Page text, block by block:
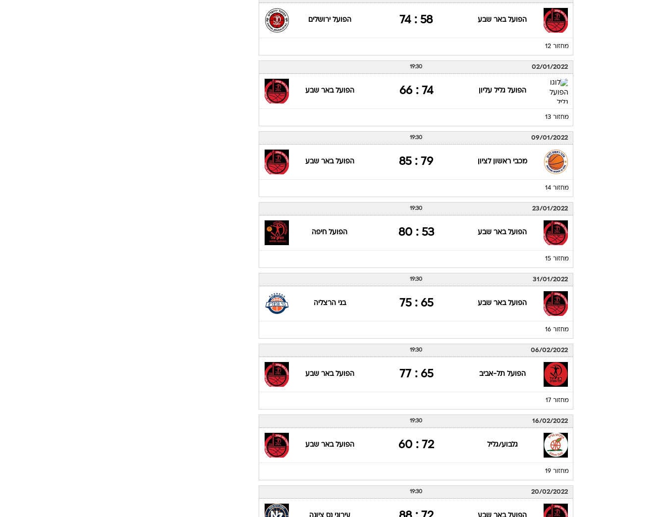
הפועל באר שבע 58 : 74 הפועל ירושלים
מחזור 12
02/01/2022
19:30
הפועל גליל עליון 74 : 66 הפועל באר שבע
מחזור 13
09/01/2022
19:30
מכבי ראשון לציון 79 : 85 הפועל באר שבע
מחזור 14
23/01/2022
19:30
הפועל באר שבע 53 : 80 הפועל חיפה
מחזור 15
31/01/2022
19:30
הפועל באר שבע 65 : 75 בני הרצליה
מחזור 16
06/02/2022
19:30
הפועל תל-אביב 65 : 77 הפועל באר שבע
מחזור 17
16/02/2022
19:30
גלבוע/גליל 72 : 60 הפועל באר שבע
מחזור 19
20/02/2022
19:30